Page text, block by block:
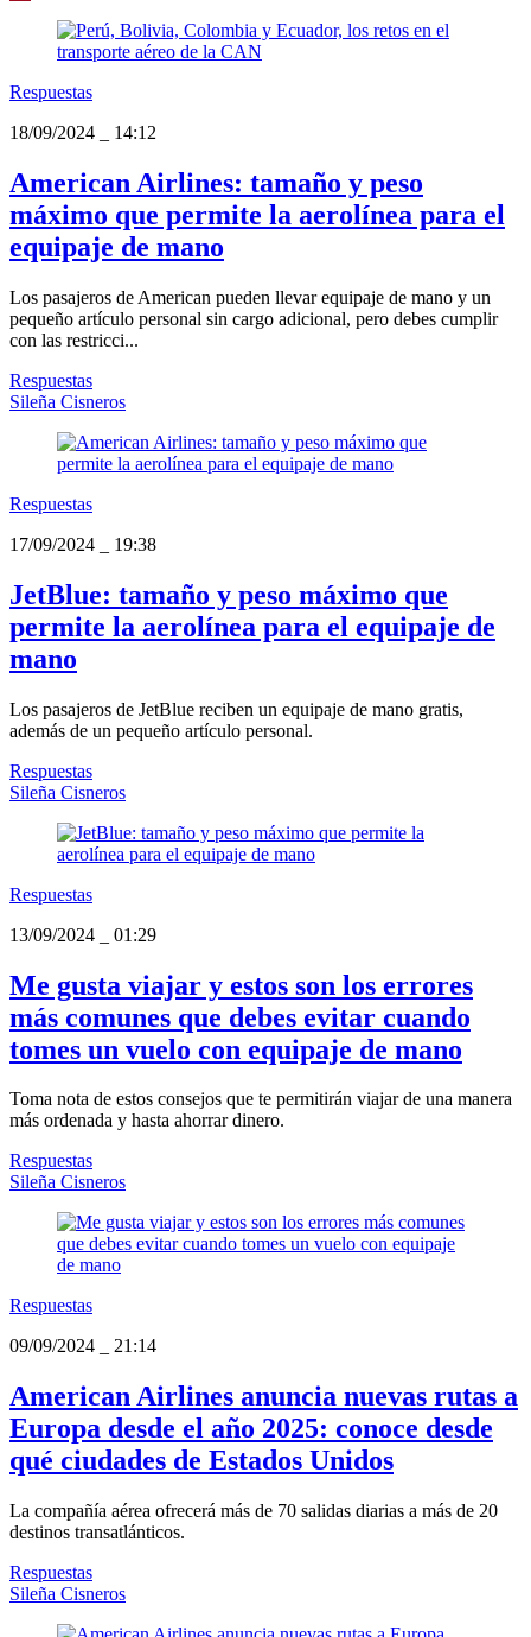
Respuestas
18/09/2024
14:12
American Airlines: tamaño y peso
máximo que permite la aerolínea para el
equipaje de mano
Los pasajeros de American pueden llevar equipaje de mano y un
pequeño artículo personal sin cargo adicional, pero debes cumplir
con las restricci...
Respuestas
Sileña Cisneros
Respuestas
17/09/2024
19:38
JetBlue: tamaño y peso máximo que
permite la aerolínea para el equipaje de
mano
Los pasajeros de JetBlue reciben un equipaje de mano gratis,
además de un pequeño artículo personal.
Respuestas
Sileña Cisneros
Respuestas
13/09/2024
01:29
Me gusta viajar y estos son los errores
más comunes que debes evitar cuando
tomes un vuelo con equipaje de mano
Toma nota de estos consejos que te permitirán viajar de una manera
más ordenada y hasta ahorrar dinero.
Respuestas
Sileña Cisneros
Respuestas
09/09/2024
21:14
American Airlines anuncia nuevas rutas a
Europa desde el año 2025: conoce desde
qué ciudades de Estados Unidos
La compañía aérea ofrecerá más de 70 salidas diarias a más de 20
destinos transatlánticos.
Respuestas
Sileña Cisneros